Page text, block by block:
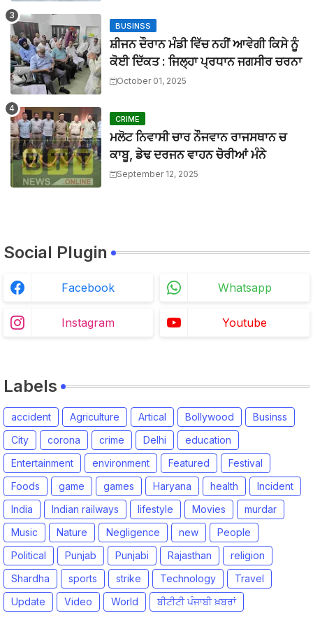
BTTNEWS-Mar 27 2026
ਮਾਨਯੋਗ ਜਸਟਿਸ ਸ੍ਰੀ ਦੀਪਕ ਮਨਚੰਦਾ, ਪੰਜਾਬ ਅਤੇ ਹਰਿਆਣਾ
BTTNEWS-Mar 27 2026
ਬੀਟ ਕਾਰ ਨਾਲ ਟਕਰਾ ਕੇ ਵਿਅਕਤੀ ਦੀ ਮੌਤ, ਨਹੀਂ ਹੋਈ ਪਹਿਚਾਣ
BTTNEWS-Aug 02 2026
ਲਾਪਰਵਾਹੀ : ਖਾਲੜਾ ਕੇਸ ਨਾਲ ਸੰਬੰਧਿਤ ਡੀਐਸਪੀ ਦੀ ਜਗ੍ਹਾ
BTTNEWS-Jul 15 2026
BUSINSS
ਸ਼ੀਜਨ ਦੌਰਾਨ ਮੰਡੀ ਵਿੱਚ ਨਹੀਂ ਆਵੇਗੀ ਕਿਸੇ ਨੂੰ
ਕੋਈ ਦਿੱਕਤ : ਜਿਲ੍ਹਾ ਪ੍ਰਧਾਨ ਜਗਸੀਰ ਚਰਨਾ
October 01, 2025
CRIME
ਮਲੋਟ ਨਿਵਾਸੀ ਚਾਰ ਨੌਜਵਾਨ ਰਾਜਸਥਾਨ ਚ
ਕਾਬੂ, ਡੇਢ ਦਰਜਨ ਵਾਹਨ ਚੋਰੀਆਂ ਮੰਨੇ
September 12, 2025
Social Plugin
Facebook Whatsapp
Instagram Youtube
Labels
accident Agriculture Artical Bollywood
Businss
City
corona crime Delhi
education
Entertainment
environment Featured
Festival
Foods
game games Haryana health
Incident
India
Indian railways lifestyle Movies
murdar
Music
Nature Negligence new
People
Political
Punjab Punjabi Rajasthan
religion
Shardha
sports strike Technology
Travel
Update
Video World ਬੀਟੀਟੀ ਪੰਜਾਬੀ ਖ਼ਬਰਾਂ